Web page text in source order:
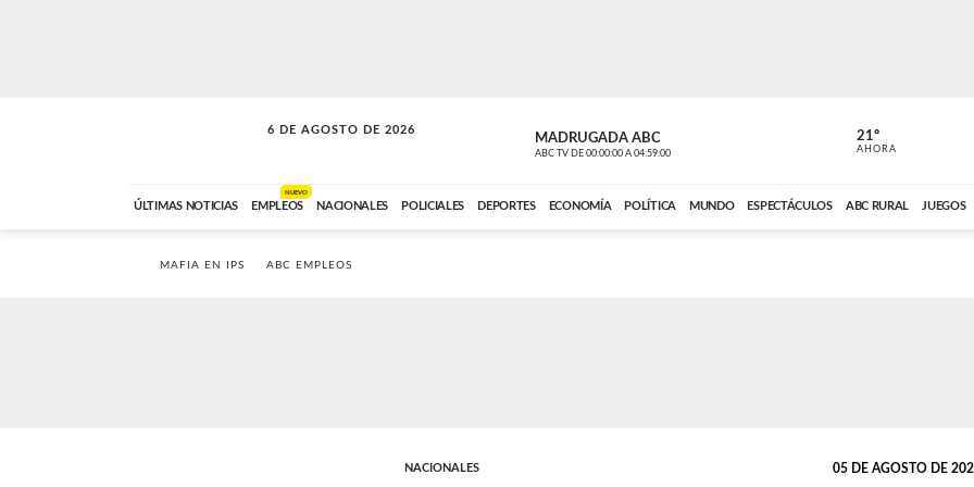
6 DE AGOSTO DE 2026
SOLO MÚSICA MADRUGADA ABC
ABC TV DE 00:00:00 A 04:59:00 ABC CARDINAL
21º
AHORA
ÚLTIMAS NOTICIAS EMPLEOS
NUEVO
NACIONALES POLICIALES DEPORTES ECONOMÍA POLÍTICA MUNDO ESPECTÁCULOS ABC RURAL JUEGOS
MAFIA EN IPS ABC EMPLEOS
NACIONALES 05 DE AGOSTO DE